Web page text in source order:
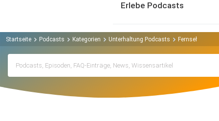
Erlebe Podcasts
Startseite Podcasts Kategorien Unterhaltung Podcasts Fernsehen